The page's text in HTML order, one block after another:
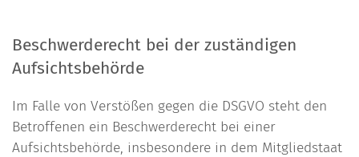
Beschwerderecht bei der zuständigen
Aufsichtsbehörde
Im Falle von Verstößen gegen die DSGVO steht den
Betroffenen ein Beschwerderecht bei einer
Aufsichtsbehörde, insbesondere in dem Mitgliedstaat